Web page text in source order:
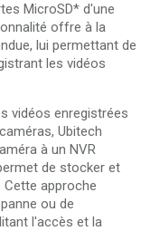
MicroSD* d'une
offre à la
lui permettant de
les vidéos
vidéos enregistrées
Ubitech
à un NVR
de stocker et
approche
ou de
l'accès et la